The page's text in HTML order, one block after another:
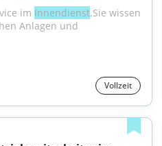
im Innendienst.Sie wissen
Anlagen und
Vollzeit